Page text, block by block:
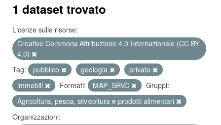
1 dataset trovato
Licenze sulle risorse:
Creative Commons Attribuzione 4.0 Internazionale (CC BY
4.0)
Tag:
pubblico geologia
privato
immobili
Formati: MAP_SRVC
Gruppi:
Agricoltura, pesca, silvicoltura e prodotti alimentari
Organizzazioni: